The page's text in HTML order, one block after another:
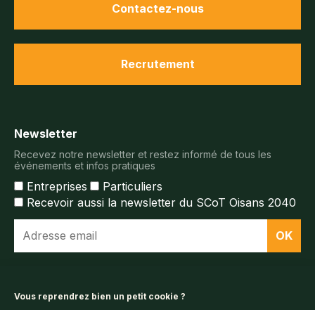
Vous reprendrez bien un petit cookie ?
Contactez-nous
Recrutement
Newsletter
Recevez notre newsletter et restez informé de tous les
événements et infos pratiques
Entreprises
Particuliers
Recevoir aussi la newsletter du SCoT Oisans 2040